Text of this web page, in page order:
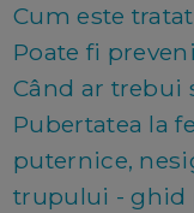
Cum este
Poate fi
Când ar trebui
Pubertatea la
puternice,
trupului - ghid